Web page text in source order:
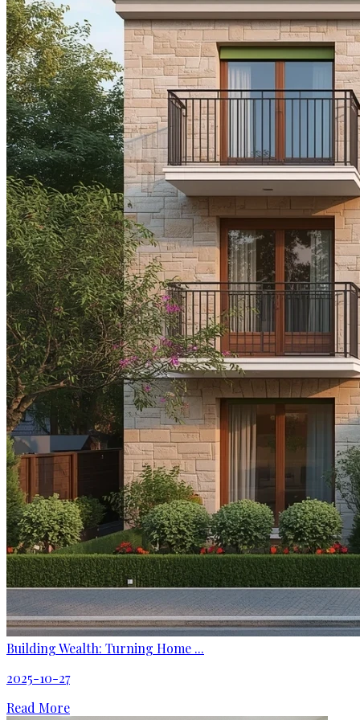
Building Wealth: Turning Home ...
2025-10-27
Read More